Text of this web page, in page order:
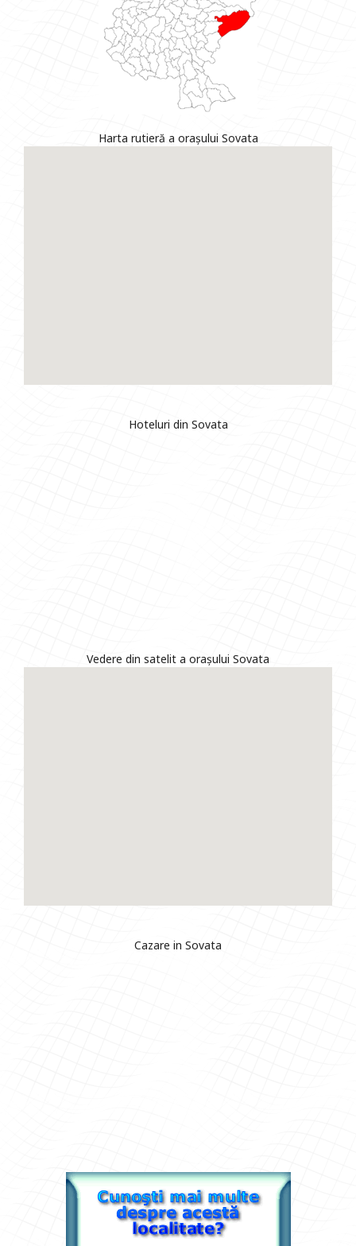
Harta rutieră a orașului Sovata
Hoteluri din Sovata
Vedere din satelit a orașului Sovata
Cazare in Sovata